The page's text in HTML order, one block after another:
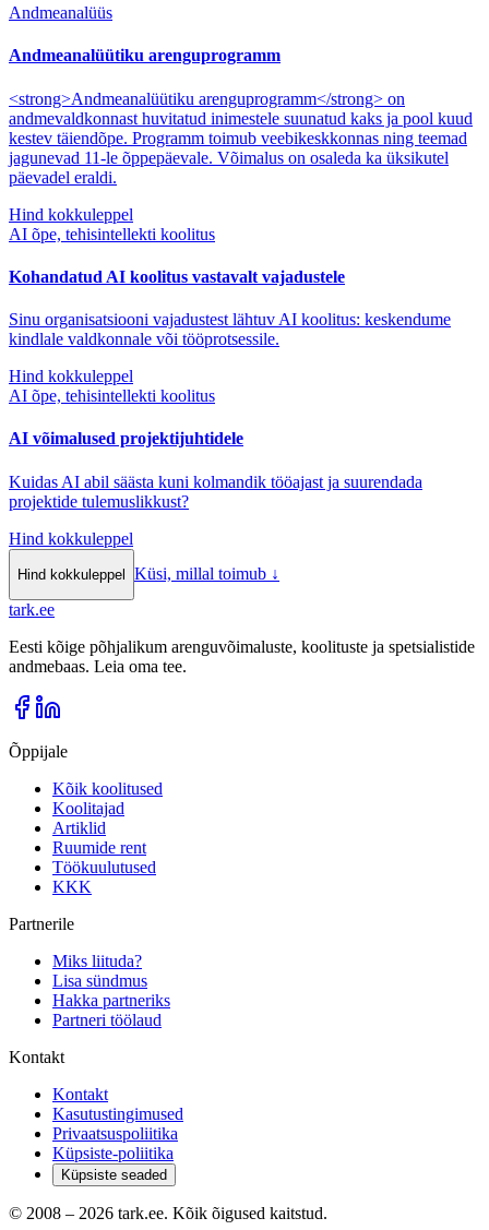
Andmeanalüüs
Andmeanalüütiku arenguprogramm
<strong>Andmeanalüütiku arenguprogramm</strong> on
andmevaldkonnast huvitatud inimestele suunatud kaks ja pool kuud
kestev täiendõpe. Programm toimub veebikeskkonnas ning teemad
jagunevad 11-le õppepäevale. Võimalus on osaleda ka üksikutel
päevadel eraldi.
Hind kokkuleppel
AI õpe, tehisintellekti koolitus
Kohandatud AI koolitus vastavalt vajadustele
Sinu organisatsiooni vajadustest lähtuv AI koolitus: keskendume
kindlale valdkonnale või tööprotsessile.
Hind kokkuleppel
AI õpe, tehisintellekti koolitus
AI võimalused projektijuhtidele
Kuidas AI abil säästa kuni kolmandik tööajast ja suurendada
projektide tulemuslikkust?
Hind kokkuleppel
Hind kokkuleppel Küsi, millal toimub ↓
tark.ee
Eesti kõige põhjalikum arenguvõimaluste, koolituste ja spetsialistide
andmebaas. Leia oma tee.
Õppijale
Kõik koolitused
Koolitajad
Artiklid
Ruumide rent
Töökuulutused
KKK
Partnerile
Miks liituda?
Lisa sündmus
Hakka partneriks
Partneri töölaud
Kontakt
Kontakt
Kasutustingimused
Privaatsuspoliitika
Küpsiste-poliitika
Küpsiste seaded
© 2008 – 2026 tark.ee. Kõik õigused kaitstud.